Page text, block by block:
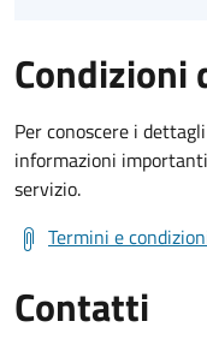
Condizioni
Per conoscere i
informazioni
servizio.
Termini e
Contatti